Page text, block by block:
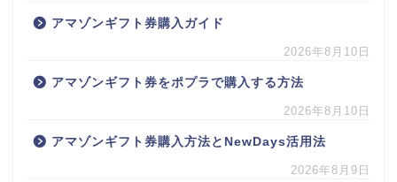
アマゾンギフト券購入ガイド
2026年8月10日
アマゾンギフト券をポプラで購入する方法
2026年8月10日
アマゾンギフト券購入方法とNewDays活用法
2026年8月9日